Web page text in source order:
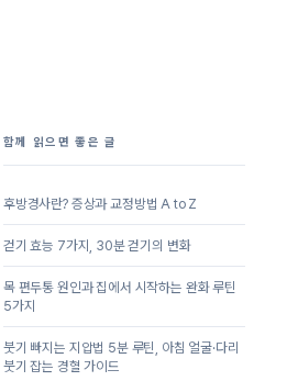
함께 읽으면 좋은 글
후방경사란? 증상과 교정방법 A to Z
걷기 효능 7가지, 30분 걷기의 변화
목 편두통 원인과 집에서 시작하는 완화 루틴
5가지
붓기 빠지는 지압법 5분 루틴, 아침 얼굴·다리
붓기 잡는 경혈 가이드